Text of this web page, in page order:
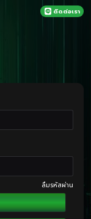
ติดต่อเรา
ลืมรหัสผ่าน